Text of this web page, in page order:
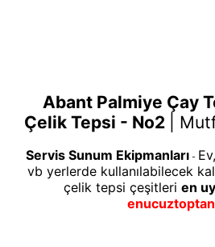
Abant Palmiye Çay
Çelik Tepsi - No2
Servis Sunum Ekipmanları -
vb yerlerde kullanılabilecek
çelik tepsi çeşitleri en
enucuztoptan